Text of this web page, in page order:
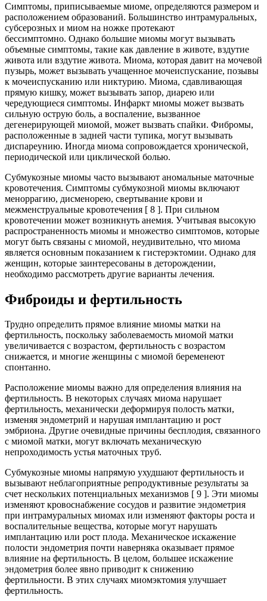
Симптомы, приписываемые миоме, определяются размером и
расположением образований. Большинство интрамуральных,
субсерозных и миом на ножке протекают
бессимптомно. Однако большие миомы могут вызывать
объемные симптомы, такие как давление в животе, вздутие
живота или вздутие живота. Миома, которая давит на мочевой
пузырь, может вызывать учащенное мочеиспускание, позывы
к мочеиспусканию или никтурию. Миома, сдавливающая
прямую кишку, может вызывать запор, диарею или
чередующиеся симптомы. Инфаркт миомы может вызвать
сильную острую боль, а воспаление, вызванное
дегенерирующей миомой, может вызвать спайки. Фибромы,
расположенные в задней части тупика, могут вызывать
диспареунию. Иногда миома сопровождается хронической,
периодической или циклической болью.
Субмукозные миомы часто вызывают аномальные маточные
кровотечения. Симптомы субмукозной миомы включают
меноррагию, дисменорею, свертывание крови и
межменструальные кровотечения [ 8 ]. При сильном
кровотечении может возникнуть анемия. Учитывая высокую
распространенность миомы и множество симптомов, которые
могут быть связаны с миомой, неудивительно, что миома
является основным показанием к гистерэктомии. Однако для
женщин, которые заинтересованы в деторождении,
необходимо рассмотреть другие варианты лечения.
Фиброиды и фертильность
Трудно определить прямое влияние миомы матки на
фертильность, поскольку заболеваемость миомой матки
увеличивается с возрастом, фертильность с возрастом
снижается, и многие женщины с миомой беременеют
спонтанно.
Расположение миомы важно для определения влияния на
фертильность. В некоторых случаях миома нарушает
фертильность, механически деформируя полость матки,
изменяя эндометрий и нарушая имплантацию и рост
эмбриона. Другие очевидные причины бесплодия, связанного
с миомой матки, могут включать механическую
непроходимость устья маточных труб.
Субмукозные миомы напрямую ухудшают фертильность и
вызывают неблагоприятные репродуктивные результаты за
счет нескольких потенциальных механизмов [ 9 ]. Эти миомы
изменяют кровоснабжение сосудов и развитие эндометрия
при интрамуральных миомах или изменяют факторы роста и
воспалительные вещества, которые могут нарушать
имплантацию или рост плода. Механическое искажение
полости эндометрия почти наверняка оказывает прямое
влияние на фертильность. В целом, большее искажение
эндометрия более явно приводит к снижению
фертильности. В этих случаях миомэктомия улучшает
фертильность.